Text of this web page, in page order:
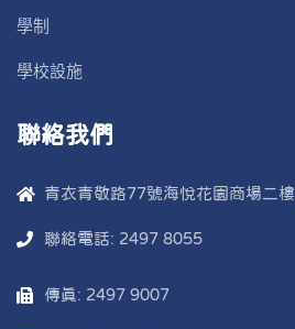
學制
學校設施
聯絡我們
青衣青敬路77號海悅花園商場二樓
聯絡電話: 2497 8055
傳真: 2497 9007